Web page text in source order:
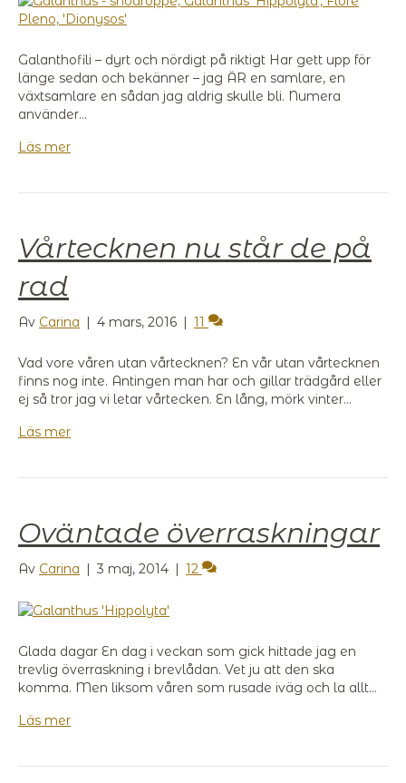
Galanthofili – dyrt och nördigt på riktigt Har gett upp för
länge sedan och bekänner – jag ÄR en samlare, en
växtsamlare en sådan jag aldrig skulle bli. Numera
använder…
Läs mer
Vårtecknen nu står de på
rad
Av Carina | 4 mars, 2016 | 11
Vad vore våren utan vårtecknen? En vår utan vårtecknen
finns nog inte. Antingen man har och gillar trädgård eller
ej så tror jag vi letar vårtecken. En lång, mörk vinter…
Läs mer
Oväntade överraskningar
Av Carina | 3 maj, 2014 | 12
Glada dagar En dag i veckan som gick hittade jag en
trevlig överraskning i brevlådan. Vet ju att den ska
komma. Men liksom våren som rusade iväg och la allt…
Läs mer